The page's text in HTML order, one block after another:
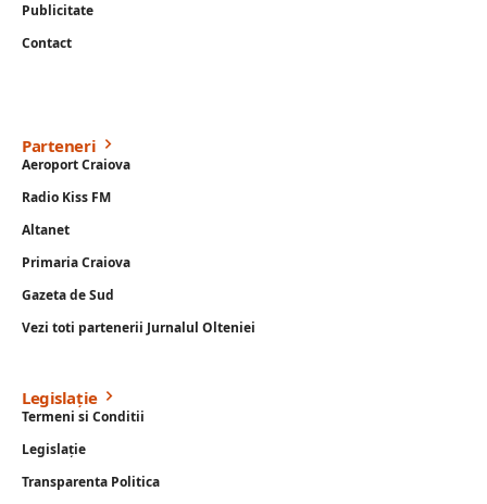
Publicitate
Contact
Parteneri
Aeroport Craiova
Radio Kiss FM
Altanet
Primaria Craiova
Gazeta de Sud
Vezi toti partenerii Jurnalul Olteniei
Legislație
Termeni si Conditii
Legislație
Transparenta Politica